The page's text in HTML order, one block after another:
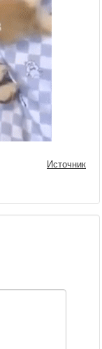
Источник